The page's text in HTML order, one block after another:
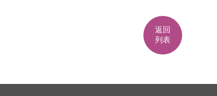
返回
列表